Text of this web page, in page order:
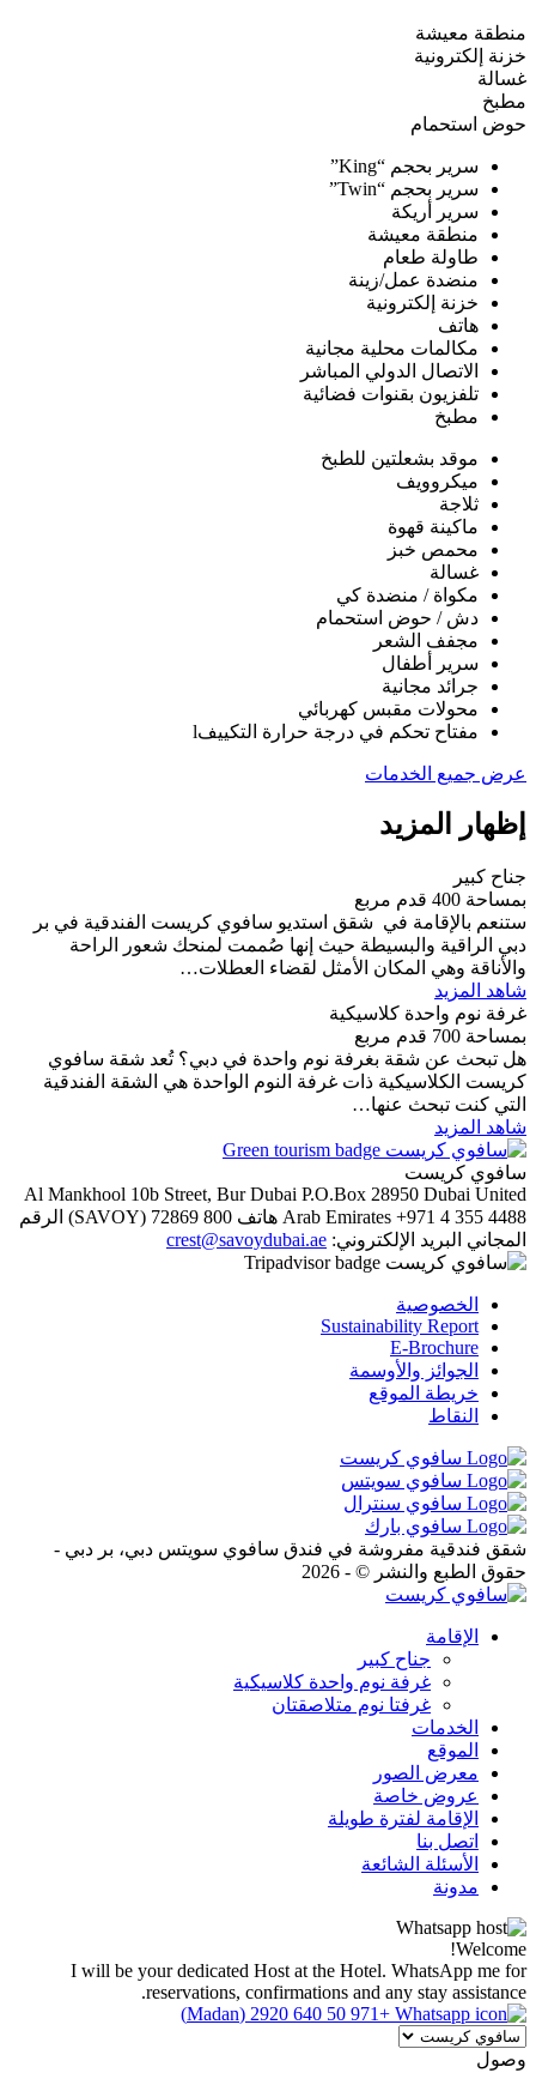
منطقة معيشة
خزنة إلكترونية
غسالة
مطبخ
حوض استحمام
سرير بحجم “King”
سرير بحجم “Twin”
سرير أريكة
منطقة معيشة
طاولة طعام
منضدة عمل/زينة
خزنة إلكترونية
هاتف
مكالمات محلية مجانية
الاتصال الدولي المباشر
تلفزيون بقنوات فضائية
مطبخ
موقد بشعلتين للطبخ
ميكروويف
ثلاجة
ماكينة قهوة
محمص خبز
غسالة
مكواة / منضدة كي
دش / حوض استحمام
مجفف الشعر
سرير أطفال
جرائد مجانية
محولات مقبس كهربائي
مفتاح تحكم في درجة حرارة التكييفl
عرض جميع الخدمات
إظهار المزيد
جناح كبير
بمساحة 400 قدم مربع
ستنعم بالإقامة في شقق استديو سافوي كريست الفندقية في بر
دبي الراقية والبسيطة حيث إنها صُممت لمنحك شعور الراحة
والأناقة وهي المكان الأمثل لقضاء العطلات…
شاهد المزيد
غرفة نوم واحدة كلاسيكية
بمساحة 700 قدم مربع
هل تبحث عن شقة بغرفة نوم واحدة في دبي؟ تُعد شقة سافوي
كريست الكلاسيكية ذات غرفة النوم الواحدة هي الشقة الفندقية
التي كنت تبحث عنها…
شاهد المزيد
سافوي كريست
Al Mankhool 10b Street, Bur Dubai P.O.Box 28950 Dubai United
Arab Emirates +971 4 355 4488 هاتف 800 72869 (SAVOY)
الرقم
المجاني البريد الإلكتروني: crest@savoydubai.ae
الخصوصية
Sustainability Report
E-Brochure
الجوائز والأوسمة
خريطة الموقع
النقاط
شقق فندقية مفروشة في فندق سافوي سويتس دبي، بر دبي -
حقوق الطبع والنشر © - 2026
الإقامة
جناح كبير
غرفة نوم واحدة كلاسيكية
غرفتا نوم متلاصقتان
الخدمات
الموقع
معرض الصور
عروض خاصة
الإقامة لفترة طويلة
اتصل بنا
الأسئلة الشائعة
مدونة
Welcome!
I will be your dedicated Host at the Hotel. WhatsApp me for
reservations, confirmations and any stay assistance.
+971 50 640 2920 (Madan)
وصول